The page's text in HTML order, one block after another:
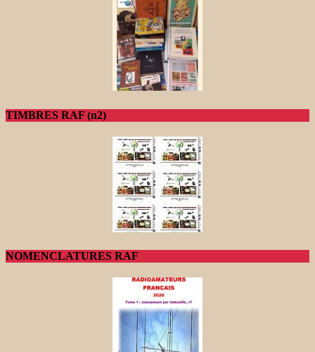
TIMBRES RAF (n2)
NOMENCLATURES RAF